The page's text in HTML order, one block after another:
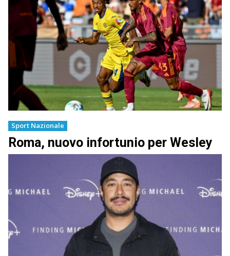
Sport Nazionale
Roma, nuovo infortunio per Wesley